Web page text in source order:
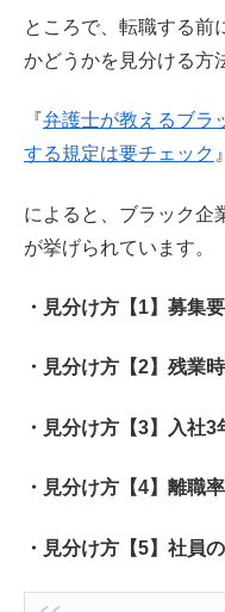
ところで、転職する前
かどうかを見分ける方
『弁護士が教えるブラ
する規定は要チェック 』
によると、ブラック企
が挙げられています。
・見分け方【1】募集
・見分け方【2】残業
・見分け方【3】入社
・見分け方【4】離職
・見分け方【5】社員